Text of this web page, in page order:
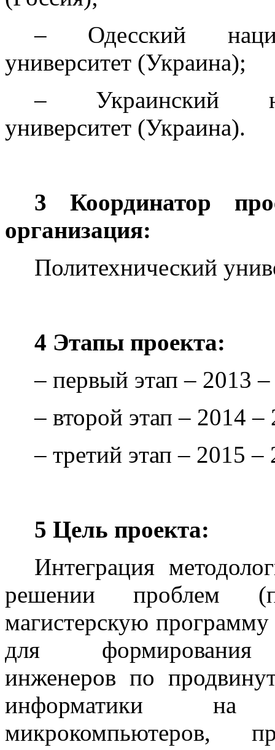
– Одесский
университет (Украина);
– Украинский
университет (Украина).
3 Координатор
организация:
Политехнический
4 Этапы проекта:
– первый этап – 2013
– второй этап – 2014
– третий этап – 2015
5 Цель проекта:
Интеграция
решении проблем
магистерскую
для формирования
инженеров по
информатики на
микрокомпьютеров,